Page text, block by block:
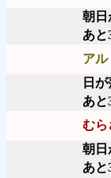
朝日
あ
アル
日
あ
むら
朝日
あ